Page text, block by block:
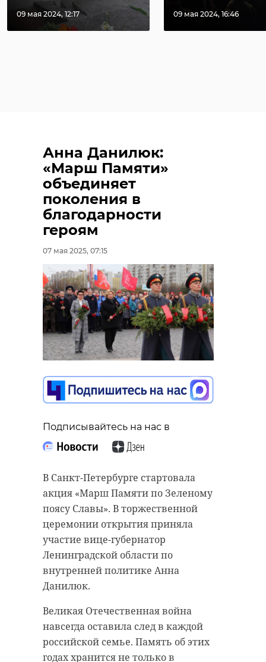
09 мая 2024, 12:17 09 мая 2024, 16:46
Анна Данилюк:
«Марш Памяти»
объединяет
поколения в
благодарности
героям
07 мая 2025, 07:15
Подписывайтесь на нас в
В Санкт-Петербурге стартовала
акция «Марш Памяти по Зеленому
поясу Славы». В торжественной
церемонии открытия приняла
участие вице-губернатор
Ленинградской области по
внутренней политике Анна
Данилюк.
Великая Отечественная война
навсегда оставила след в каждой
российской семье. Память об этих
годах хранится не только в